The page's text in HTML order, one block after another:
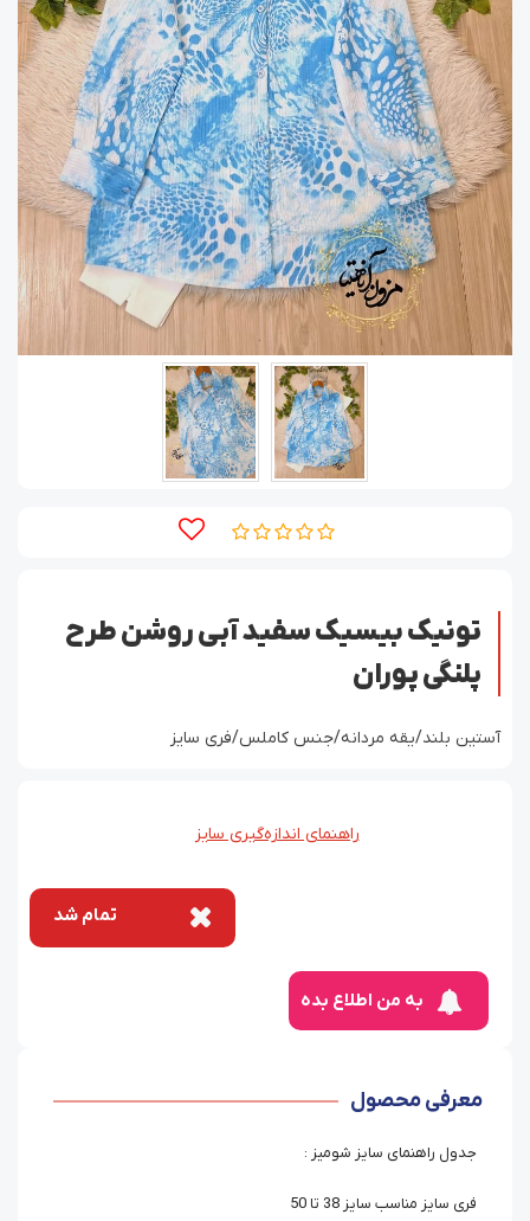
تونیک بیسیک سفید آبی روشن طرح
پلنگی پوران
آستین بلند/یقه مردانه/جنس کاملس/فری سایز
راهنمای اندازه‌گیری سایز
تمام شد
به من اطلاع بده
معرفی محصول
جدول راهنمای سایز شومیز :
فری سایز مناسب سایز 38 تا 50